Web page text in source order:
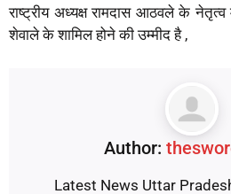
राष्ट्रीय अध्यक्ष रामदास आठवले के
शेवाले के शामिल होने की उम्मीद है ,
Author:
Latest News Uttar